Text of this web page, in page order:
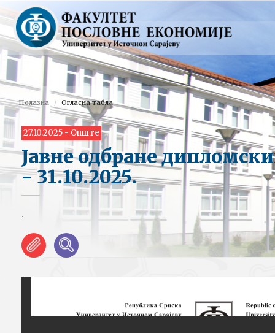
Полазна Огласна табла
27.10.2025 - Опште
Јавне одбране
- 31.10.2025.
.